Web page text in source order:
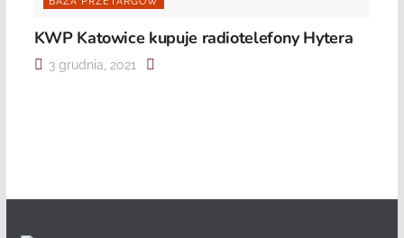
KWP Katowice kupuje radiotelefony Hytera
3 grudnia, 2021